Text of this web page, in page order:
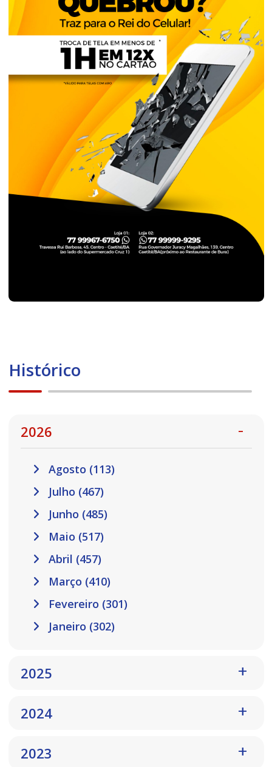
Histórico
2026
Agosto (113)
Julho (467)
Junho (485)
Maio (517)
Abril (457)
Março (410)
Fevereiro (301)
Janeiro (302)
2025
2024
2023